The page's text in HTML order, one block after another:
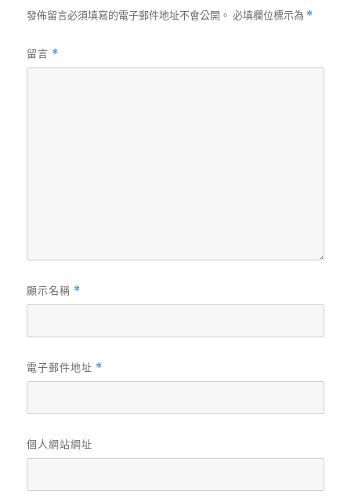
發佈留言必須填寫的電子郵件地址不會公開。 必填欄位標示為 *
留言 *
顯示名稱 *
電子郵件地址 *
個人網站網址